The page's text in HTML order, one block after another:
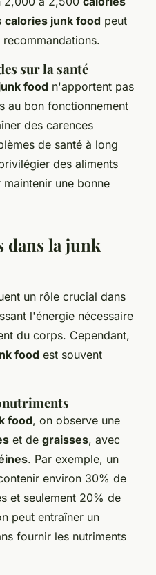
calories junk food peut
sur la santé
food n'apportent pas
au bon fonctionnement
des carences
de santé à long
des aliments
une bonne
dans la junk
un rôle crucial dans
l'énergie nécessaire
du corps. Cependant,
food est souvent
food, on observe une
et de graisses, avec
. Par exemple, un
environ 30% de
et seulement 20% de
peut entraîner un
fournir les nutriments